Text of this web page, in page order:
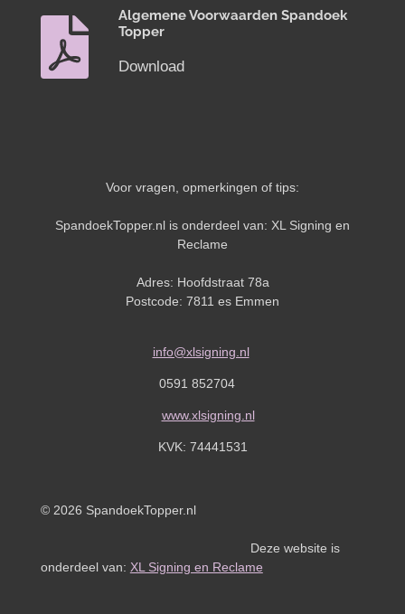
Algemene Voorwaarden Spandoek
Topper
Download
Voor vragen, opmerkingen of tips:
SpandoekTopper.nl is onderdeel van: XL Signing en
Reclame
Adres: Hoofdstraat 78a
Postcode: 7811 es Emmen
info@xlsigning.nl
0591 852704
www.xlsigning.nl
KVK: 74441531
© 2026 SpandoekTopper.nl
Deze website is
onderdeel van: XL Signing en Reclame